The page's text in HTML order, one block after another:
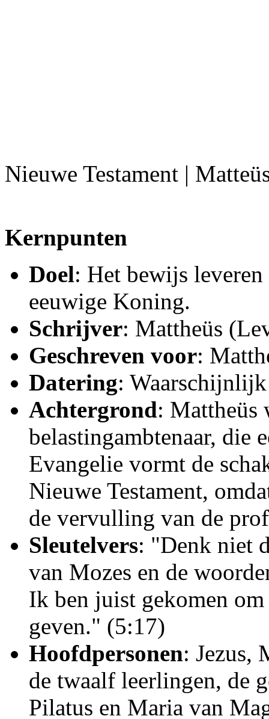
Nieuwe Testament |
Kernpunten
Doel: Het bewijs leveren
eeuwige Koning.
Schrijver: Mattheüs
Geschreven voor:
Datering:
Achtergrond: Mattheüs
belastingambtenaar, die
Evangelie vormt de
Nieuwe Testament,
de vervulling van de
Sleutelvers: "Denk niet
van Mozes en de
Ik ben juist gekomen
geven." (5:17)
Hoofdpersonen: Jezus,
de twaalf leerlingen, de
Pilatus en Maria van